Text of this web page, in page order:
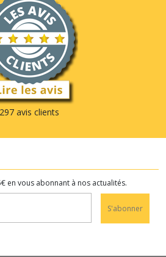
297 avis clients
en vous abonnant à nos actualités.
S'abonner